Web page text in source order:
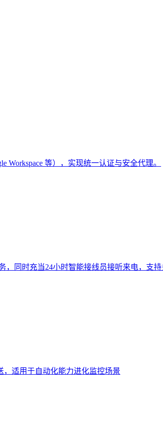
Workspace 等），实现统一认证与安全代理。
同时充当24小时智能接线员接听来电，支持
适用于自动化能力进化监控场景